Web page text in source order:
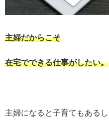
主婦だからこそ
在宅でできる仕事がしたい。
主婦になると子育てもあるし